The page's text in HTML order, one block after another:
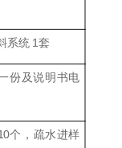
系统1套
份及说明书电
个，疏水进样